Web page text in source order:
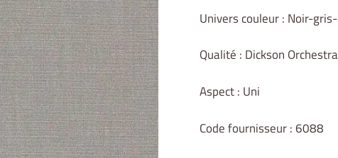
Univers couleur : Noir-
Qualité : Dickson Orchestra
Aspect : Uni
Code fournisseur : 6088